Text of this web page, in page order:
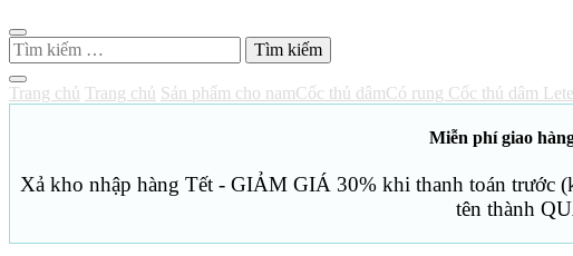
Tìm
kiếm
cho:
Trang chủ Trang chủ Sản phẩm cho namCốc thủ dâmCó rung Cốc thủ dâm
Miễn phí giao
Xả kho nhập hàng Tết - GIẢM GIÁ 30% khi thanh toán trước
tên thành